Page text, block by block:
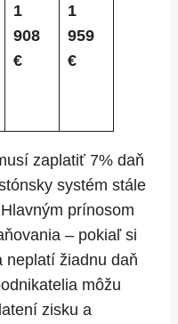
1
908
€
1
959
€
zaplatiť 7% daň
systém stále
prínosom
– pokiaľ si
neplatí žiadnu daň
môžu
zisku a